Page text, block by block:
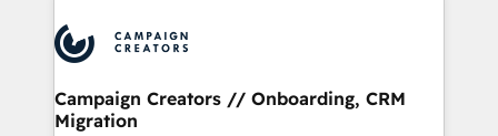
record of business transformation, our growth-first
approach has helped brands dominate their
extensive experience working with tech companies
and manufacturers since 2002, we are committed to
empowering our clients and developing their
autonomy. Get to grips with HubSpot through
Campaign Creators // Onboarding, CRM
Migration